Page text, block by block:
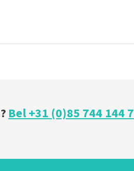
Bel +31 (0)85 744 144 7